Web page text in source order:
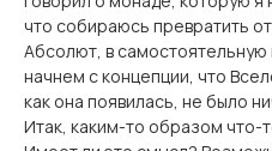
что собираюсь превратить
Абсолют, в
начнем с концепции, что
как она появилась, не было
Итак, каким-то образом что-